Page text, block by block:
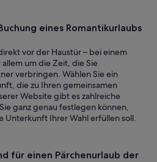
eines Romantikurlaubs
vor der Haustür – bei einem
um die Zeit, die Sie
verbringen. Wählen Sie ein
die zu Ihren gemeinsamen
Website gibt es zahlreiche
ganz genau festlegen können,
Ihrer Wahl erfüllen soll.
für einen Pärchenurlaub der